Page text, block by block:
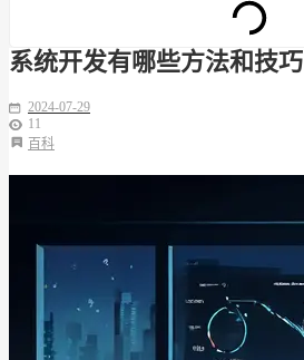
系统开发有哪些方法和技巧
2024-07-29
11
百科